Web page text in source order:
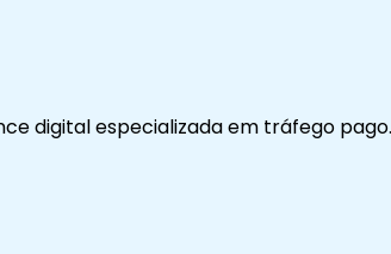
digital especializada em tráfego